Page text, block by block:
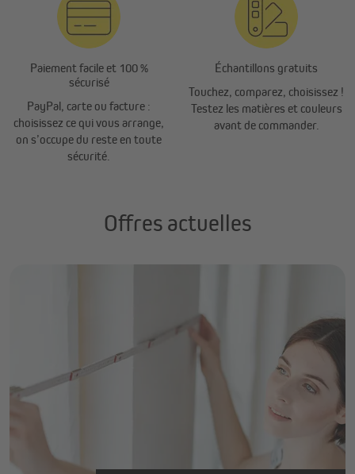
Paiement facile et 100 %
sécurisé
PayPal, carte ou facture :
choisissez ce qui vous arrange,
on s’occupe du reste en toute
sécurité.
Échantillons gratuits
Touchez, comparez, choisissez !
Testez les matières et couleurs
avant de commander.
Offres actuelles